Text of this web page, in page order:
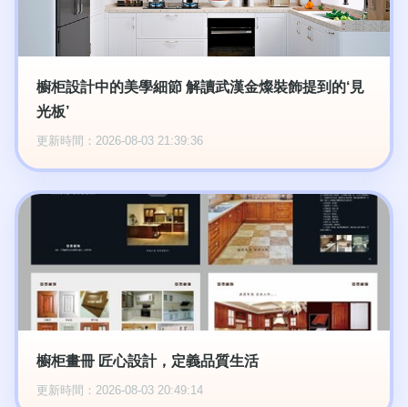
櫥柜設計中的美學細節 解讀武漢金燦裝飾提到的‘見
光板’
更新時間：2026-08-03 21:39:36
櫥柜畫冊 匠心設計，定義品質生活
更新時間：2026-08-03 20:49:14